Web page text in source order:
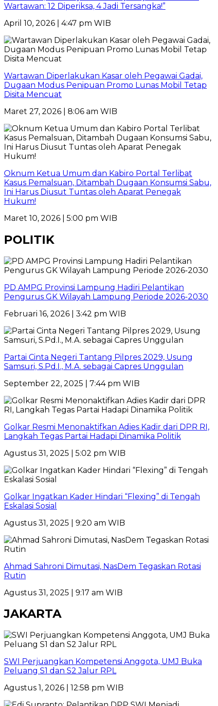
Wartawan: 12 Diperiksa, 4 Jadi Tersangka!”
April 10, 2026 | 4:47 pm WIB
Wartawan Diperlakukan Kasar oleh Pegawai Gadai,
Dugaan Modus Penipuan Promo Lunas Mobil Tetap
Disita Mencuat
Maret 27, 2026 | 8:06 am WIB
Oknum Ketua Umum dan Kabiro Portal Terlibat
Kasus Pemalsuan, Ditambah Dugaan Konsumsi Sabu,
Ini Harus Diusut Tuntas oleh Aparat Penegak
Hukum!
Maret 10, 2026 | 5:00 pm WIB
POLITIK
PD AMPG Provinsi Lampung Hadiri Pelantikan
Pengurus GK Wilayah Lampung Periode 2026-2030
Februari 16, 2026 | 3:42 pm WIB
Partai Cinta Negeri Tantang Pilpres 2029, Usung
Samsuri, S.Pd.I., M.A. sebagai Capres Unggulan
September 22, 2025 | 7:44 pm WIB
Golkar Resmi Menonaktifkan Adies Kadir dari DPR RI,
Langkah Tegas Partai Hadapi Dinamika Politik
Agustus 31, 2025 | 5:02 pm WIB
Golkar Ingatkan Kader Hindari “Flexing” di Tengah
Eskalasi Sosial
Agustus 31, 2025 | 9:20 am WIB
Ahmad Sahroni Dimutasi, NasDem Tegaskan Rotasi
Rutin
Agustus 31, 2025 | 9:17 am WIB
JAKARTA
SWI Perjuangkan Kompetensi Anggota, UMJ Buka
Peluang S1 dan S2 Jalur RPL
Agustus 1, 2026 | 12:58 pm WIB